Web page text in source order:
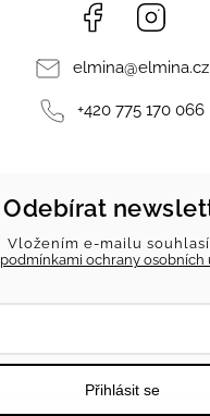
Facebook
elmina@elmina.cz
+420 775 170 066
Odebírat
Vložením e-mailu
podmínkami ochrany osobních
Přihlásit se